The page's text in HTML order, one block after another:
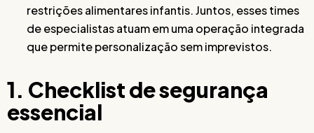
restrições alimentares infantis. Juntos, esses times
de especialistas atuam em uma operação integrada
que permite personalização sem imprevistos.
1. Checklist de segurança
essencial